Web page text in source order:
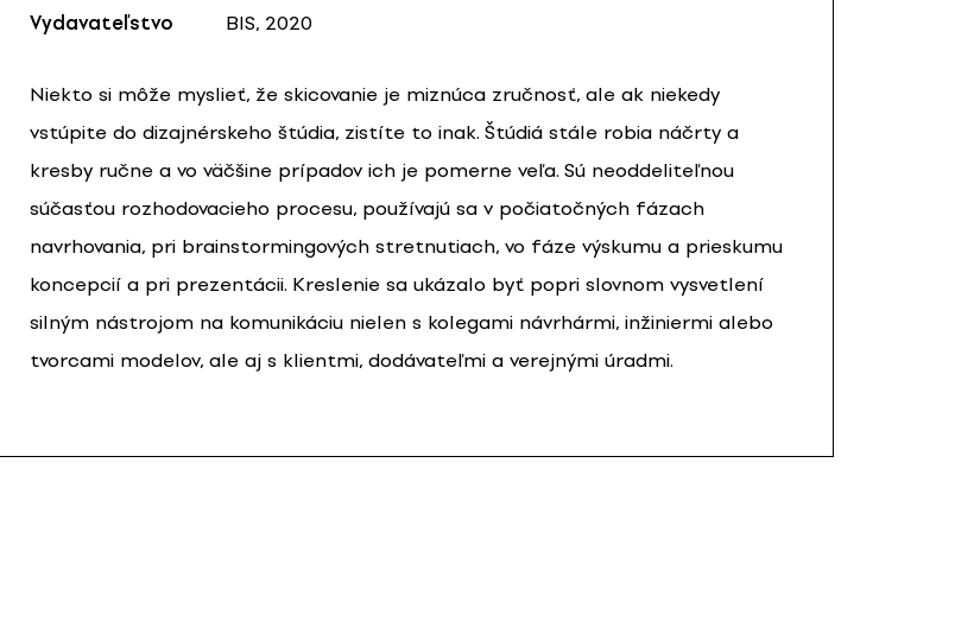
Vydavateľstvo BIS, 2020
Niekto si môže myslieť, že skicovanie je miznúca zručnosť, ale ak niekedy
vstúpite do dizajnérskeho štúdia, zistíte to inak. Štúdiá stále robia náčrty a
kresby ručne a vo väčšine prípadov ich je pomerne veľa. Sú neoddeliteľnou
súčasťou rozhodovacieho procesu, používajú sa v počiatočných fázach
navrhovania, pri brainstormingových stretnutiach, vo fáze výskumu a prieskumu
koncepcií a pri prezentácii. Kreslenie sa ukázalo byť popri slovnom vysvetlení
silným nástrojom na komunikáciu nielen s kolegami návrhármi, inžiniermi alebo
tvorcami modelov, ale aj s klientmi, dodávateľmi a verejnými úradmi.